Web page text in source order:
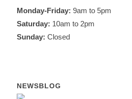
Monday-Friday: 9am to 5pm
Saturday: 10am to 2pm
Sunday: Closed
NEWSBLOG